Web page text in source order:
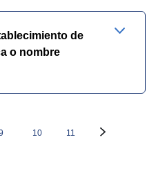
de
o nombre
10 11